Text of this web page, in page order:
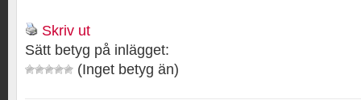
Skriv ut
Sätt betyg på inlägget:
(Inget betyg än)